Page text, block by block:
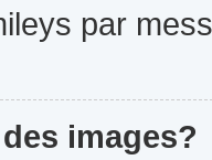
par
images?